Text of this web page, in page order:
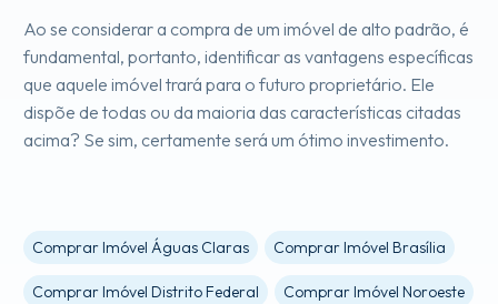
Ao se considerar a compra de um imóvel de alto padrão, é
fundamental, portanto, identificar as vantagens específicas
que aquele imóvel trará para o futuro proprietário. Ele
dispõe de todas ou da maioria das características citadas
acima? Se sim, certamente será um ótimo investimento.
Comprar Imóvel Águas Claras Comprar Imóvel Brasília
Comprar Imóvel Distrito Federal Comprar Imóvel Noroeste